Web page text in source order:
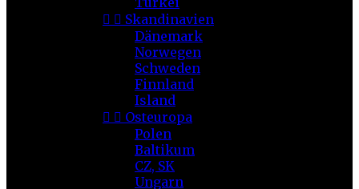
  Skandinavien
Dänemark
Norwegen
Schweden
Finnland
Island
  Osteuropa
Polen
Baltikum
CZ, SK
Ungarn